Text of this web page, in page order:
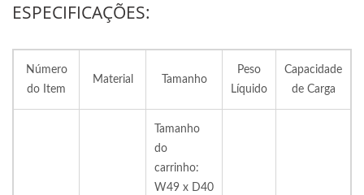
ESPECIFICAÇÕES:
Número
do Item
Material Tamanho
Peso
Líquido
Capacidade
de Carga
Tamanho
do
carrinho:
W49 x D40